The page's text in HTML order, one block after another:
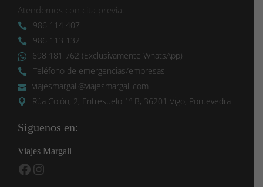
Atendemos con cita previa.
986 114 407
986 113 132
698 181 762 (Exclusivamente WhatsApp)
Teléfono de emergencias/empresas
viajesmargali@viajesmargali.com
Rúa Colón, 2, Entresuelo 1º B, 36201 Vigo, Pontevedra
Siguenos en:
Viajes Margali
Facebook
Instagram